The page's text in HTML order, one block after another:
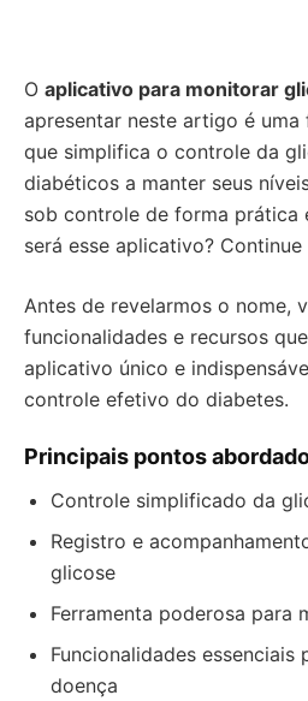
O aplicativo para monitorar
apresentar neste artigo é
que simplifica o controle da
diabéticos a manter seus
sob controle de forma prática
será esse aplicativo?
Antes de revelarmos o nome,
funcionalidades e recursos
aplicativo único e
controle efetivo do diabetes.
Principais pontos
Controle simplificado da
Registro e
glicose
Ferramenta poderosa para
Funcionalidades essenciais
doença